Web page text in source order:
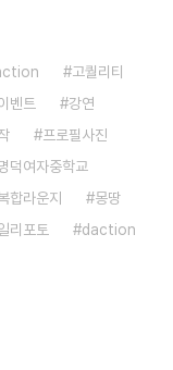
고퀄리티
벤트
강연
프로필사진
덕여자중학교
합라운지
몽땅
리포토
daction